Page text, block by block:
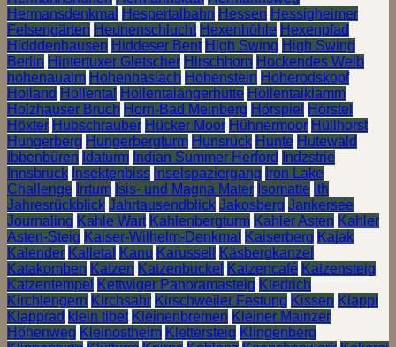
Hermansdenkmal
Hespertalbahn Hessen Hessigheimer
Felsengärten Heunenschlucht Hexenhöhle Hexenpfad
Hidddenhausen Hiddeser Bent High Swing High Swing
Berlin Hintertuxer Gletscher Hirschhorn Hockendes Weib
hohenaualm Hohenhaslach Hohenstein Hoherodskopf
Holland Höllental Höllentalangerhütte Höllentalklamm
Holzhauser Bruch Horn-Bad Meinberg Hörspiel Hörstel
Höxter Hubschrauber Hücker Moor Hühnermoor Hüllhorst
Hungerberg Hungerbergturm Hunsrück Hunte Hutewald
Ibbenbüren Idaturm Indian Summer Herford
Indzstrie
Innsbruck Insektenbiss Inselspaziergang Iron Lake
Challenge Irrtum Isis- und Magna Mater Isomatte Ith
Jahresrückblick Jahrtausendblick Jakosberg Jankersee
Journaling Kahle Wart Kahlenbergturm Kahler Asten Kahler
Asten-Steig Kaiser-Wilhelm-Denkmal Kaiserberg Kajak
Kalender Kalletal Kanu Karussell
Käsbergkanzel
Katakomben Katzen Katzenbuckel Katzencafé Katzensteig
Katzentempel Kettwiger Panoramasteig Kiedrich
Kirchlengern Kirchsahr Kirschweiler Festung Kissen Klappi
Klapprad klein tibet Kleinenbremen Kleiner Mainzer
Höhenweg Kleinostheim Klettersteig Klingenberg